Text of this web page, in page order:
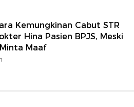
Kemungkinan Cabut STR
Hina Pasien BPJS, Meski
Maaf